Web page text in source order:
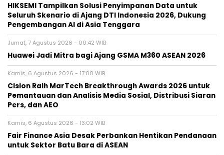
HIKSEMI Tampilkan Solusi Penyimpanan Data untuk
Seluruh Skenario di Ajang DTI Indonesia 2026, Dukung
Pengembangan AI di Asia Tenggara
Jumat, 7 Agustus 2026 - 00:42 WIB
Huawei Jadi Mitra bagi Ajang GSMA M360 ASEAN 2026
Kamis, 6 Agustus 2026 - 17:00 WIB
Cision Raih MarTech Breakthrough Awards 2026 untuk
Pemantauan dan Analisis Media Sosial, Distribusi Siaran
Pers, dan AEO
Kamis, 6 Agustus 2026 - 13:02 WIB
Fair Finance Asia Desak Perbankan Hentikan Pendanaan
untuk Sektor Batu Bara di ASEAN